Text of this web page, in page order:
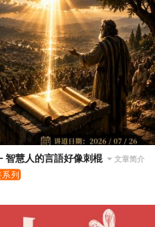
智慧人的言語好像刺棍 文章简介
系列